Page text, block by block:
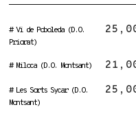
# Vi de Poboleda (D.O.
Priorat)
# Miloca (D.O. Montsant)
# Les Sorts Sycar (D.O.
Montsant)